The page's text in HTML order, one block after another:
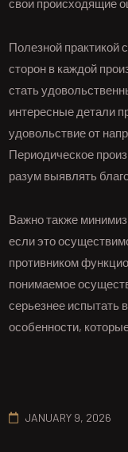
свои происходящие
Полезной практикой
сторон в каждой
стать
интересные детали
удовольствие от
Периодическое
разум выявлять
Важно также
если это
противником
понимаемое
серьезнее испытать
особенности,
JANUARY 9, 2026